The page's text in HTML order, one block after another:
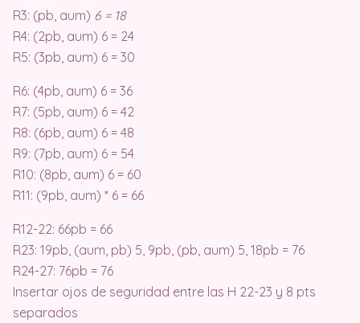
R3: (pb, aum) 6 = 18
R4: (2pb, aum) 6 = 24
R5: (3pb, aum) 6 = 30
R6: (4pb, aum) 6 = 36
R7: (5pb, aum) 6 = 42
R8: (6pb, aum) 6 = 48
R9: (7pb, aum) 6 = 54
R10: (8pb, aum) 6 = 60
R11: (9pb, aum) * 6 = 66
R12-22: 66pb = 66
R23: 19pb, (aum, pb) 5, 9pb, (pb, aum) 5, 18pb = 76
R24-27: 76pb = 76
Insertar ojos de seguridad entre las H 22-23 y 8 pts
separados